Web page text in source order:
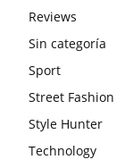
Reviews
Sin categoría
Sport
Street Fashion
Style Hunter
Technology